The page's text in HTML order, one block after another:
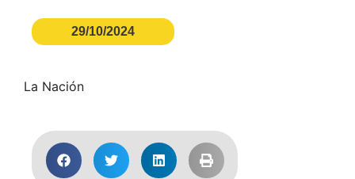
29/10/2024
La Nación